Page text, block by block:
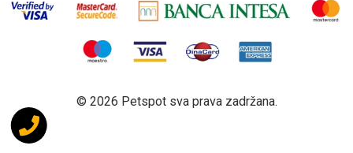
© 2026 Petspot sva prava zadržana.